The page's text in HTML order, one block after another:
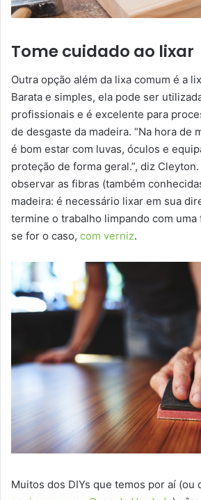
Tome cuidado ao lixar
Outra opção além da lixa comum é a
Barata e simples, ela pode ser
profissionais e é excelente para
de desgaste da madeira. “Na hora de
é bom estar com luvas, óculos e
proteção de forma geral.”, diz
observar as fibras (também
madeira: é necessário lixar em sua
termine o trabalho limpando com uma
se for o caso, com verniz.
Muitos dos DIYs que temos por aí (ou